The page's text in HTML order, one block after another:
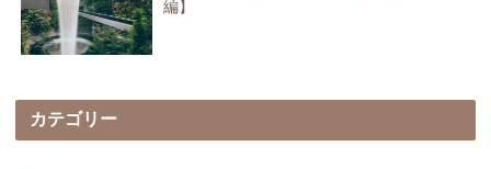
編】
カテゴリー